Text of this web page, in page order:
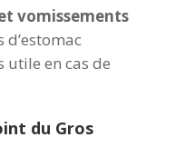
vomissements
d’estomac
utile en cas de
du Gros